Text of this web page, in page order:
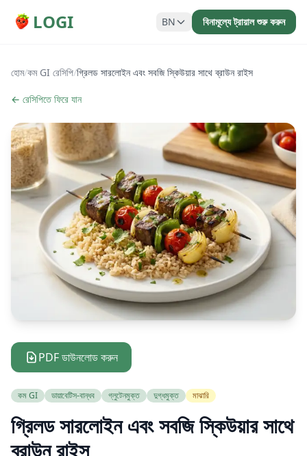
LOGI BN বিনামূল্যে ট্রায়াল শুরু করুন
হোম/কম GI রেসিপি/গ্রিলড সারলোইন এবং সবজি স্কিউয়ার সাথে ব্রাউন রাইস
← রেসিপিতে ফিরে যান
PDF ডাউনলোড করুন
কম GI ডায়াবেটিস-বান্ধব গ্লুটেনমুক্ত দুগ্ধমুক্ত মাঝারি
গ্রিলড সারলোইন এবং সবজি স্কিউয়ার সাথে
ব্রাউন রাইস